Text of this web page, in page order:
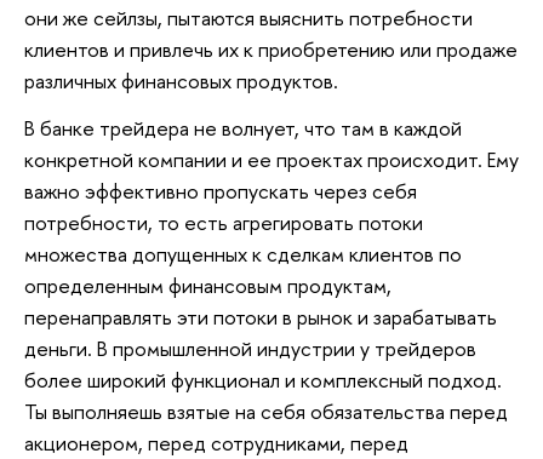
они же сейлзы, пытаются выяснить потребности
клиентов и привлечь их к приобретению или продаже
различных финансовых продуктов.
В банке трейдера не волнует, что там в каждой
конкретной компании и ее проектах происходит. Ему
важно эффективно пропускать через себя
потребности, то есть агрегировать потоки
множества допущенных к сделкам клиентов по
определенным финансовым продуктам,
перенаправлять эти потоки в рынок и зарабатывать
деньги. В промышленной индустрии у трейдеров
более широкий функционал и комплексный подход.
Ты выполняешь взятые на себя обязательства перед
акционером, перед сотрудниками, перед